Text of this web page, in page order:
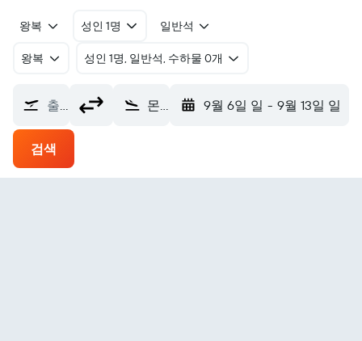
왕복 성인 1명 일반석
왕복 ​성인 1명, 일반석, 수하물 0개
출발지 몬테리아 로스 가르소네스 에어포트 (MTR) 9월 6일 일 - 9월 13일 일
검색